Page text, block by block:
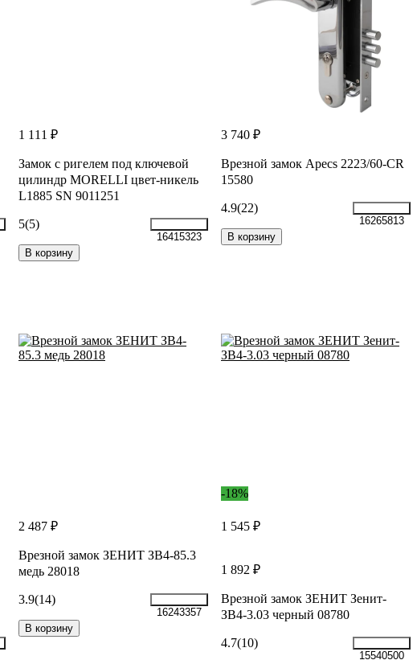
1 111 ₽
Замок с ригелем под ключевой
цилиндр MORELLI цвет-никель
L1885 SN 9011251
5(5)
16415323
В корзину
3 740 ₽
Врезной замок Apecs 2223/60-CR
15580
4.9(22)
16265813
В корзину
2 487 ₽
Врезной замок ЗЕНИТ ЗВ4-85.3
медь 28018
3.9(14)
16243357
В корзину
-18%
1 545 ₽
1 892 ₽
Врезной замок ЗЕНИТ Зенит-
ЗВ4-3.03 черный 08780
4.7(10)
15540500